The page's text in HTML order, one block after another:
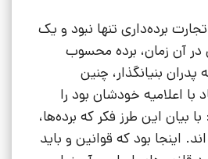
برده‌داری تنها نبود و یک
در آن زمان، برده محسوب
بنیانگذار، چنین
اعلامیه خودشان بود را
بیان این طرز فکر که برده‌ها،
اینجا بود که قوانین و باید